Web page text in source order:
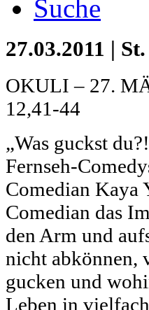
Suche
27.03.2011 |
OKULI – 27.
12,41-44
„Was guckst
Fernseh-
Comedian Kaya
Comedian das
den Arm und
nicht abkönnen,
gucken und
Leben in